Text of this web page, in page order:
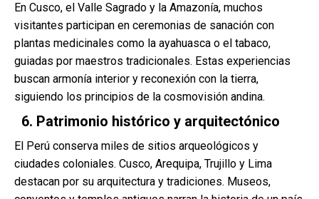
En Cusco, el Valle Sagrado y la Amazonía, muchos
visitantes participan en ceremonias de sanación con
plantas medicinales como la ayahuasca o el tabaco,
guiadas por maestros tradicionales. Estas experiencias
buscan armonía interior y reconexión con la tierra,
siguiendo los principios de la cosmovisión andina.
6. Patrimonio histórico y arquitectónico
El Perú conserva miles de sitios arqueológicos y
ciudades coloniales. Cusco, Arequipa, Trujillo y Lima
destacan por su arquitectura y tradiciones. Museos,